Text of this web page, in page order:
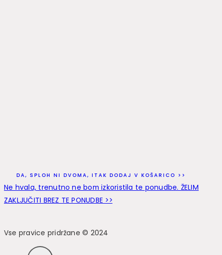
DA, SPLOH NI DVOMA, ITAK DODAJ V KOŠARICO >>
Ne hvala, trenutno ne bom izkoristila te ponudbe. ŽELIM
ZAKLJUČITI BREZ TE PONUDBE >>
Vse pravice pridržane © 2024